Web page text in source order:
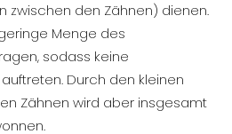
zwischen den Zähnen) dienen.
Menge des
sodass keine
Durch den kleinen
Zähnen wird aber insgesamt